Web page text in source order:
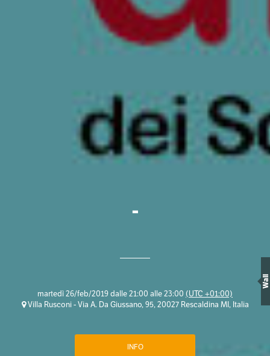
-
martedì 26/feb/2019 dalle 21:00 alle 23:00 (UTC +01:00)
Villa Rusconi - Via A. Da Giussano, 95, 20027 Rescaldina MI, Italia
INFO
Wall